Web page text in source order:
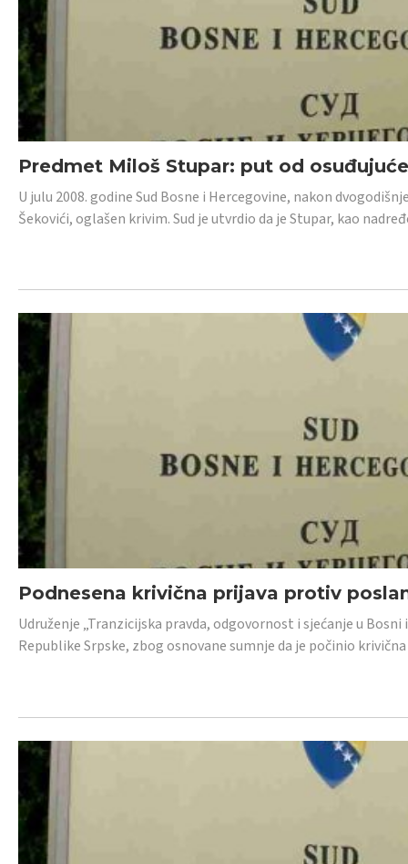
Predmet Miloš Stupar: put od
U julu 2008. godine Sud Bosne i Hercegovine, nakon
Šekovići, oglašen krivim. Sud je utvrdio da je Stupar, kao
Podnesena krivična prijava protiv
Udruženje „Tranzicijska pravda, odgovornost i sjećanje u
Republike Srpske, zbog osnovane sumnje da je počinio